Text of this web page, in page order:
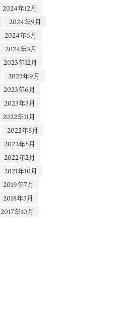
2024年12月
2024年9月
2024年6月
2024年3月
2023年12月
2023年9月
2023年6月
2023年3月
2022年11月
2022年8月
2022年5月
2022年2月
2021年10月
2019年7月
2018年3月
2017年10月